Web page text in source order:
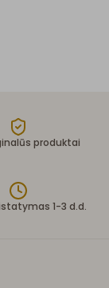
produktai
1-3 d.d.